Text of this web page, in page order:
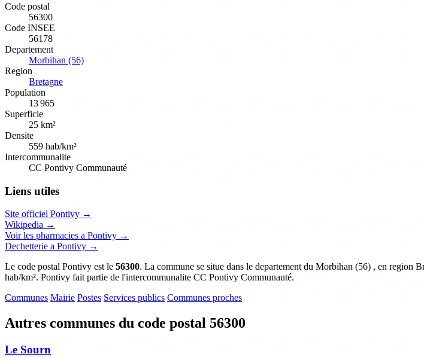
Code postal
56300
Code INSEE
56178
Departement
Morbihan (56)
Region
Bretagne
Population
13 965
Superficie
25 km²
Densite
559 hab/km²
Intercommunalite
CC Pontivy Communauté
Liens utiles
Site officiel Pontivy →
Wikipedia →
Voir les pharmacies a Pontivy →
Dechetterie a Pontivy →
Le code postal Pontivy est le 56300. La commune se situe dans le departement du Morbihan (56) , en region
hab/km². Pontivy fait partie de l'intercommunalite CC Pontivy Communauté.
Communes Mairie Postes Services publics Communes proches
Autres communes du code postal 56300
Le Sourn